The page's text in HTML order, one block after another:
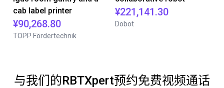
cab label printer
¥90,268.80
TOPP Fördertechnik
¥221,141.30
Dobot
与我们的RBTXpert预约免费视频通话